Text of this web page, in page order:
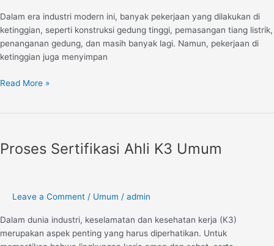
Dalam era industri modern ini, banyak pekerjaan yang dilakukan di
ketinggian, seperti konstruksi gedung tinggi, pemasangan tiang listrik,
penanganan gedung, dan masih banyak lagi. Namun, pekerjaan di
ketinggian juga menyimpan
Read More »
Proses Sertifikasi Ahli K3 Umum
Leave a Comment / Umum / admin
Dalam dunia industri, keselamatan dan kesehatan kerja (K3)
merupakan aspek penting yang harus diperhatikan. Untuk
Ahli